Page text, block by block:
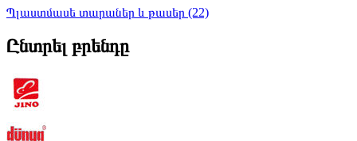
Պլաստմասե տարաներ և թասեր (22)
Ընտրել բրենդը